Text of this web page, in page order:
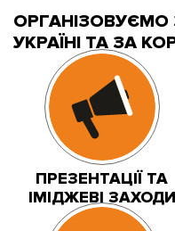
ОРГАНІЗОВУЄМО
УКРАЇНІ ТА ЗА
ПРЕЗЕНТАЦІЇ ТА
ІМІДЖЕВІ ЗАХОДИ